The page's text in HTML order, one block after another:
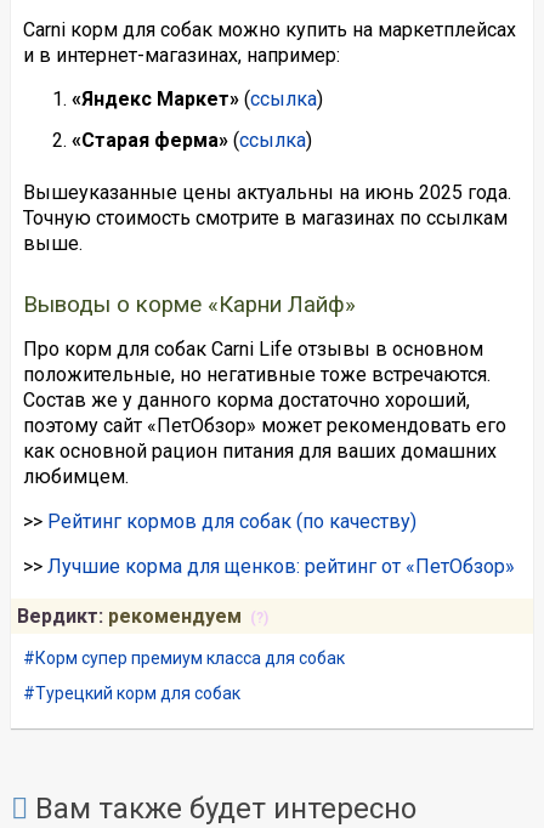
Carni корм для собак можно купить на маркетплейсах
и в интернет-магазинах, например:
«Яндекс Маркет»(ссылка)
«Старая ферма»(ссылка)
Вышеуказанные цены актуальны на июнь 2025 года.
Точную стоимость смотрите в магазинах по ссылкам
выше.
Выводы о корме «Карни Лайф»
Про корм для собак Carni Life отзывы в основном
положительные, но негативные тоже встречаются.
Состав же у данного корма достаточно хороший,
поэтому сайт «ПетОбзор» может рекомендовать его
как основной рацион питания для ваших домашних
любимцем.
>> Рейтинг кормов для собак (по качеству)
>> Лучшие корма для щенков: рейтинг от «ПетОбзор»
Вердикт: рекомендуем (?)
Корм супер премиум класса для собак
Турецкий корм для собак
Вам также будет интересно